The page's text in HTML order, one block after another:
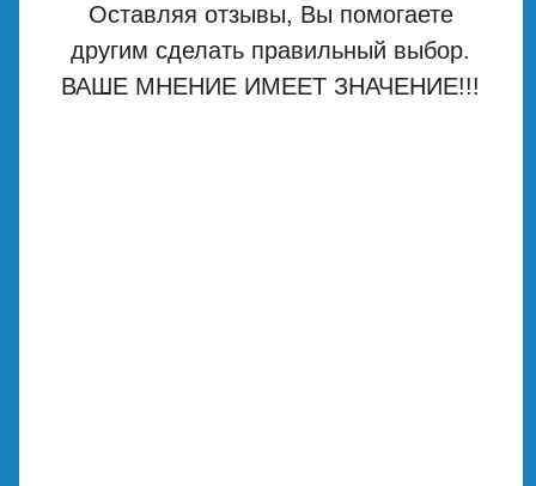
Оставляя отзывы, Вы помогаете
другим сделать правильный выбор.
ВАШЕ МНЕНИЕ ИМЕЕТ ЗНАЧЕНИЕ!!!